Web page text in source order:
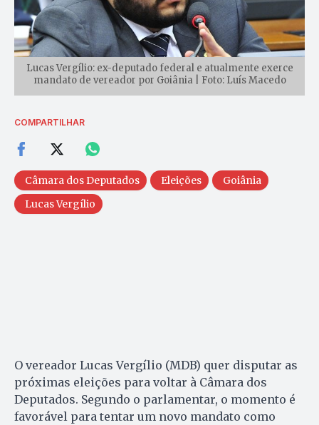
Lucas Vergílio: ex-deputado federal e atualmente exerce
mandato de vereador por Goiânia | Foto: Luís Macedo
COMPARTILHAR
Câmara dos Deputados Eleições
Goiânia
Lucas Vergílio
O vereador Lucas Vergílio (MDB) quer disputar as
próximas eleições para voltar à Câmara dos
Deputados. Segundo o parlamentar, o momento é
favorável para tentar um novo mandato como